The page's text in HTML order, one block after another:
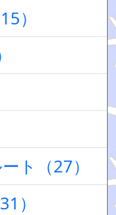
）
ト（27）
）